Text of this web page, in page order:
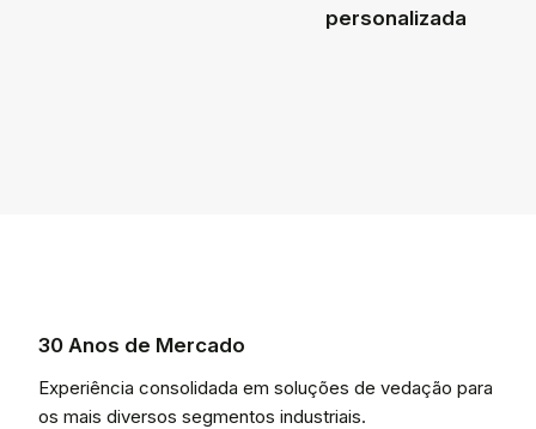
personalizada
30 Anos de Mercado
Experiência consolidada em soluções de vedação para
os mais diversos segmentos industriais.